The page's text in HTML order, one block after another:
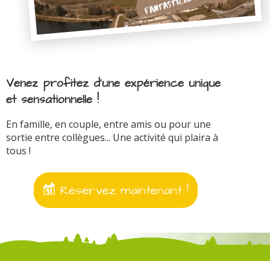
Venez profitez d'une expérience unique
et sensationnelle !
En famille, en couple, entre amis ou pour une
sortie entre collègues... Une activité qui plaira à
tous !
Réservez maintenant !